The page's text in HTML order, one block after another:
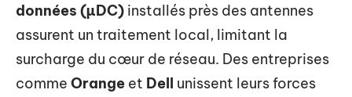
données (µDC) installés près des antennes
assurent un traitement local, limitant la
surcharge du cœur de réseau. Des entreprises
comme Orange et Dell unissent leurs forces